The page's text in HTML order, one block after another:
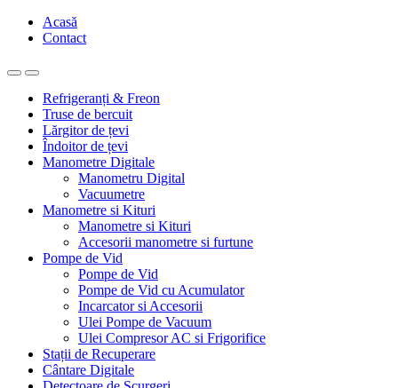
Acasă
Contact
Refrigeranți & Freon
Truse de bercuit
Lărgitor de țevi
Îndoitor de țevi
Manometre Digitale
Manometru Digital
Vacuumetre
Manometre si Kituri
Manometre si Kituri
Accesorii manometre si furtune
Pompe de Vid
Pompe de Vid
Pompe de Vid cu Acumulator
Incarcator si Accesorii
Ulei Pompe de Vacuum
Ulei Compresor AC si Frigorifice
Stații de Recuperare
Cântare Digitale